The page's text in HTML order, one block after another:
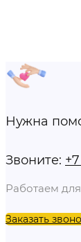
Нужна
Звоните:
Работаем
Заказать